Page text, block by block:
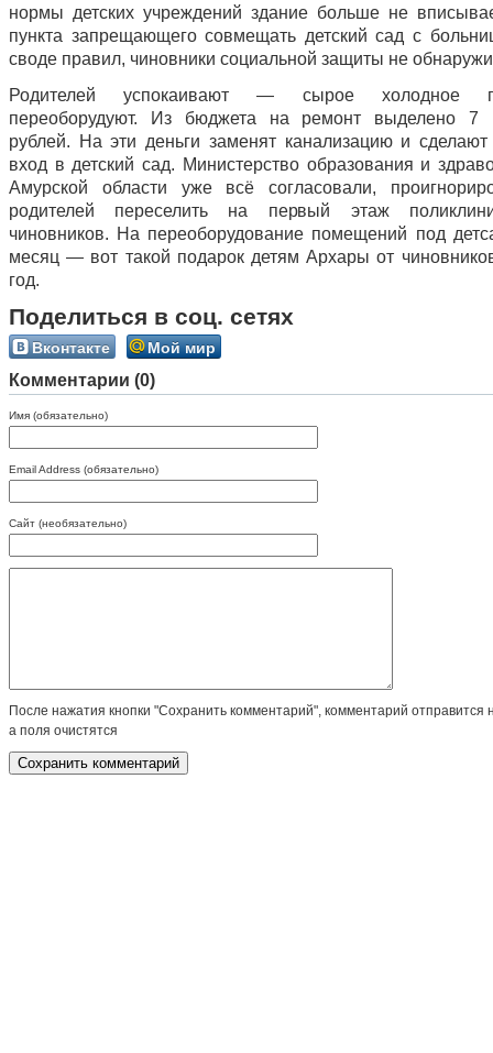
нормы детских учреждений здание больше не
пункта запрещающего совмещать детский сад с
своде правил, чиновники социальной защиты не
Родителей успокаивают — сырое холодное
переоборудуют. Из бюджета на ремонт выделено 7
рублей. На эти деньги заменят канализацию и сделают
вход в детский сад. Министерство образования и
Амурской области уже всё согласовали,
родителей переселить на первый этаж
чиновников. На переоборудование помещений под
месяц — вот такой подарок детям Архары от
год.
Поделиться в соц. сетях
Вконтакте Мой мир
Комментарии (0)
Имя (обязательно)
Email Address (обязательно)
Сайт (необязательно)
После нажатия кнопки "Сохранить комментарий", комментарий отправится
а поля очистятся